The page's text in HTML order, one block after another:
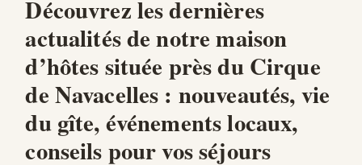
Découvrez les dernières
actualités de notre maison
d’hôtes située près du Cirque
de Navacelles : nouveautés, vie
du gîte, événements locaux,
conseils pour vos séjours